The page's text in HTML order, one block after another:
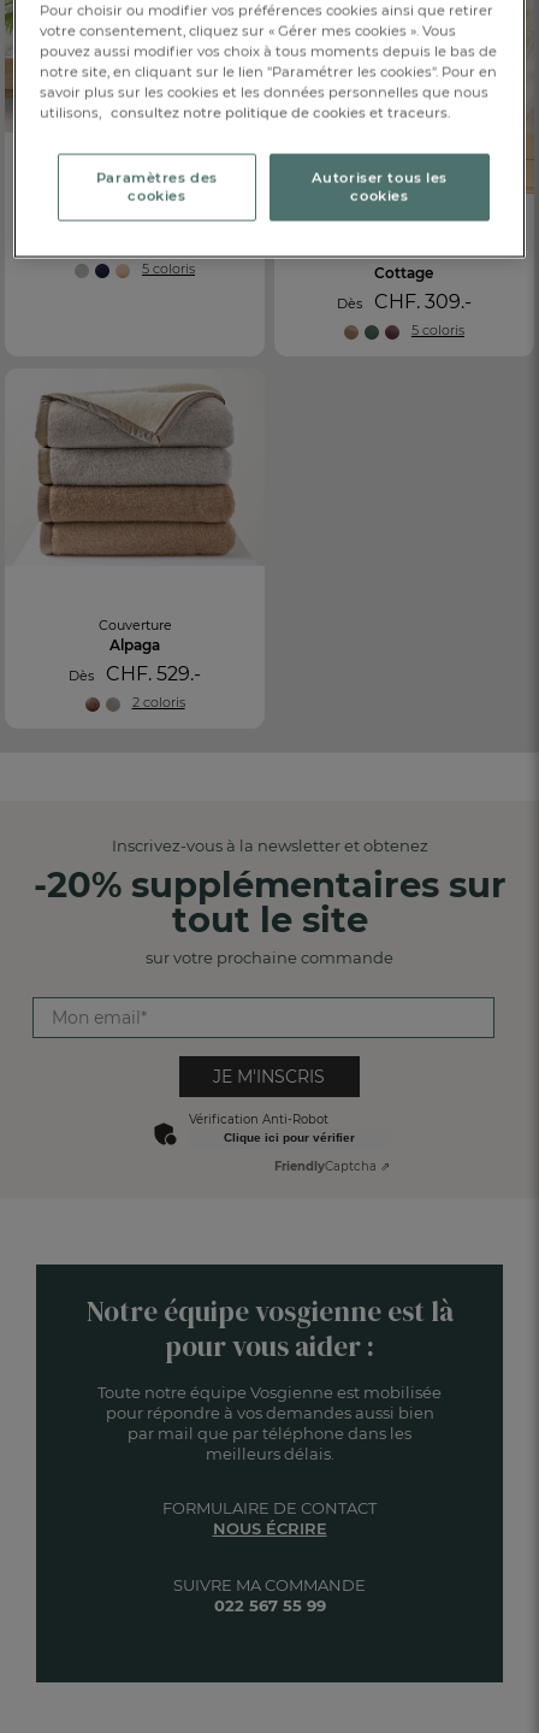
FR DE
AT
Couverture
5 coloris
Couverture
Cottage
Dès CHF. 309.-
5 coloris
Couverture
Alpaga
Dès CHF. 529.-
2 coloris
Inscrivez-vous à la newsletter et obtenez
-20% supplémentaires sur
tout le site
sur votre prochaine commande
JE M'INSCRIS
Vérification Anti-Robot
Clique ici pour vérifier
FriendlyCaptcha ⇗
Notre équipe vosgienne est là
pour vous aider :
Toute notre équipe Vosgienne est mobilisée
pour répondre à vos demandes aussi bien
par mail que par téléphone dans les
meilleurs délais.
SUIVRE MA COMMANDE
022 567 55 99
FORMULAIRE DE CONTACT
NOUS ÉCRIRE
Pour choisir ou modifier vos préférences cookies ainsi que retirer
votre consentement, cliquez sur « Gérer mes cookies ». Vous
pouvez aussi modifier vos choix à tous moments depuis le bas de
notre site, en cliquant sur le lien "Paramétrer les cookies". Pour en
savoir plus sur les cookies et les données personnelles que nous
utilisons, consultez notre politique de cookies et traceurs.
Paramètres des
cookies
Autoriser tous les
cookies